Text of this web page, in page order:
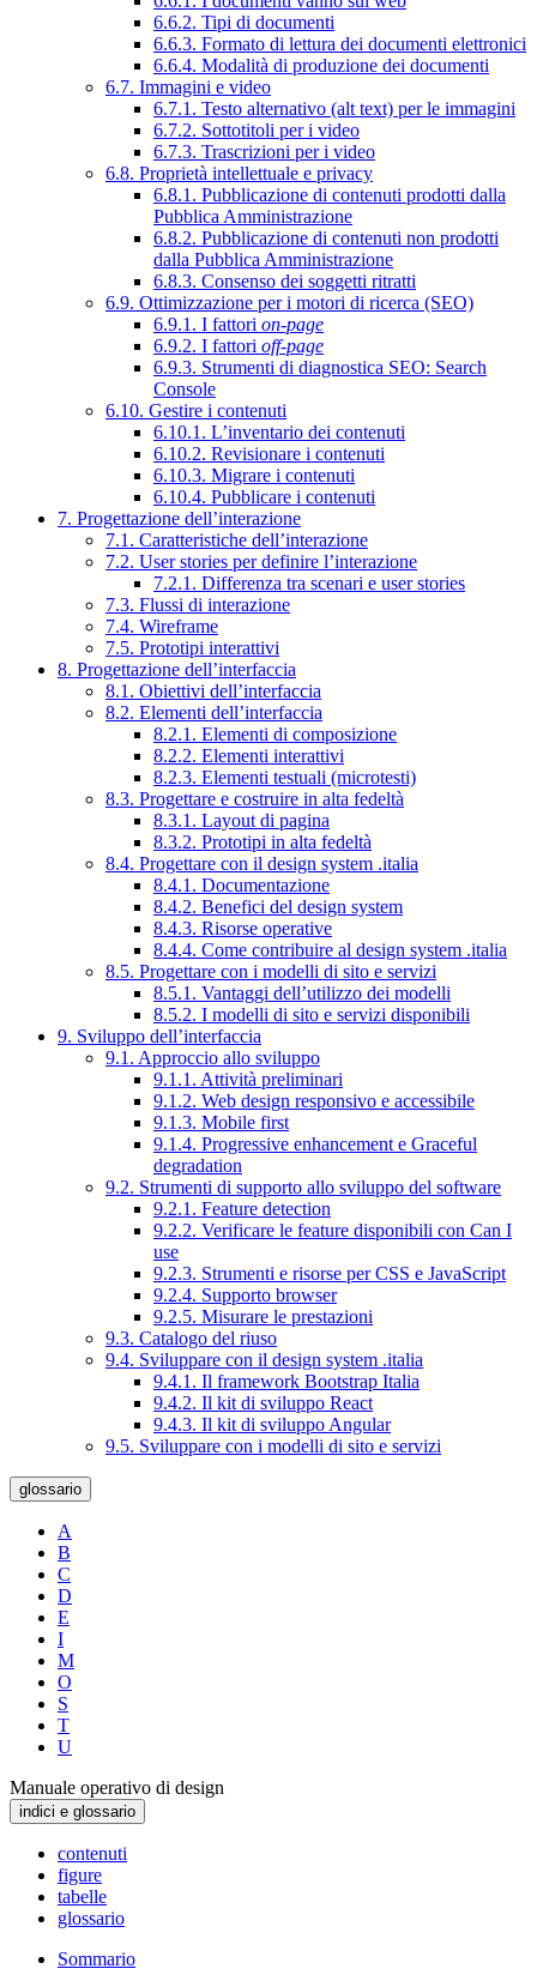
6.6.2. Tipi di documenti
6.6.3. Formato di lettura dei documenti elettronici
6.6.4. Modalità di produzione dei documenti
6.7. Immagini e video
6.7.1. Testo alternativo (alt text) per le immagini
6.7.2. Sottotitoli per i video
6.7.3. Trascrizioni per i video
6.8. Proprietà intellettuale e privacy
6.8.1. Pubblicazione di contenuti prodotti dalla
Pubblica Amministrazione
6.8.2. Pubblicazione di contenuti non prodotti
dalla Pubblica Amministrazione
6.8.3. Consenso dei soggetti ritratti
6.9. Ottimizzazione per i motori di ricerca (SEO)
6.9.1. I fattori on-page
6.9.2. I fattori off-page
6.9.3. Strumenti di diagnostica SEO: Search
Console
6.10. Gestire i contenuti
6.10.1. L’inventario dei contenuti
6.10.2. Revisionare i contenuti
6.10.3. Migrare i contenuti
6.10.4. Pubblicare i contenuti
7. Progettazione dell’interazione
7.1. Caratteristiche dell’interazione
7.2. User stories per definire l’interazione
7.2.1. Differenza tra scenari e user stories
7.3. Flussi di interazione
7.4. Wireframe
7.5. Prototipi interattivi
8. Progettazione dell’interfaccia
8.1. Obiettivi dell’interfaccia
8.2. Elementi dell’interfaccia
8.2.1. Elementi di composizione
8.2.2. Elementi interattivi
8.2.3. Elementi testuali (microtesti)
8.3. Progettare e costruire in alta fedeltà
8.3.1. Layout di pagina
8.3.2. Prototipi in alta fedeltà
8.4. Progettare con il design system .italia
8.4.1. Documentazione
8.4.2. Benefici del design system
8.4.3. Risorse operative
8.4.4. Come contribuire al design system .italia
8.5. Progettare con i modelli di sito e servizi
8.5.1. Vantaggi dell’utilizzo dei modelli
8.5.2. I modelli di sito e servizi disponibili
9. Sviluppo dell’interfaccia
9.1. Approccio allo sviluppo
9.1.1. Attività preliminari
9.1.2. Web design responsivo e accessibile
9.1.3. Mobile first
9.1.4. Progressive enhancement e Graceful
degradation
9.2. Strumenti di supporto allo sviluppo del software
9.2.1. Feature detection
9.2.2. Verificare le feature disponibili con Can I
use
9.2.3. Strumenti e risorse per CSS e JavaScript
9.2.4. Supporto browser
9.2.5. Misurare le prestazioni
9.3. Catalogo del riuso
9.4. Sviluppare con il design system .italia
9.4.1. Il framework Bootstrap Italia
9.4.2. Il kit di sviluppo React
9.4.3. Il kit di sviluppo Angular
9.5. Sviluppare con i modelli di sito e servizi
glossario
A
B
C
D
E
I
M
O
S
T
U
Manuale operativo di design
indici e glossario
contenuti
figure
tabelle
glossario
Sommario